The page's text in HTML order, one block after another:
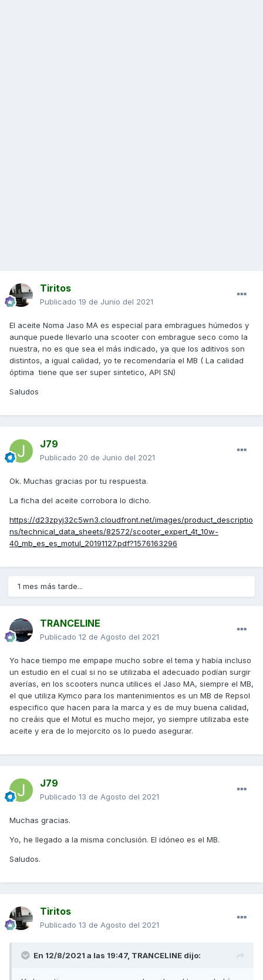
Tiritos
Publicado 19 de Junio del 2021
El aceite Noma Jaso MA es especial para embragues húmedos y
aunque puede llevarlo una scooter con embrague seco como la
nuestra, no es que sea el más indicado, ya que los aditivos son
distintos, a igual calidad, yo te recomendaría el MB ( La calidad
óptima tiene que ser super sintetico, API SN)
Saludos
J79
Publicado 20 de Junio del 2021
Ok. Muchas gracias por tu respuesta.
La ficha del aceite corrobora lo dicho.
https://d23zpyj32c5wn3.cloudfront.net/images/product_descriptio
ns/technical_data_sheets/82572/scooter_expert_4t_10w-
40_mb_es_es_motul_20191127.pdf?1576163296
1 mes más tarde...
TRANCELINE
Publicado 12 de Agosto del 2021
Yo hace tiempo me empape mucho sobre el tema y había incluso
un estudio en el cual si no se utilizaba el adecuado podían surgir
averías, en los scooters nunca utilices el Jaso MA, siempre el MB,
el que utiliza Kymco para los mantenimientos es un MB de Repsol
especifico que hacen para la marca y es de muy buena calidad,
no creáis que el Motul es mucho mejor, yo siempre utilizaba este
aceite y era de lo mejorcito os lo puedo asegurar.
J79
Publicado 13 de Agosto del 2021
Muchas gracias.
Yo, he llegado a la misma conclusión. El idóneo es el MB.
Saludos.
Tiritos
Publicado 13 de Agosto del 2021
En 12/8/2021 a las 19:47, TRANCELINE dijo: